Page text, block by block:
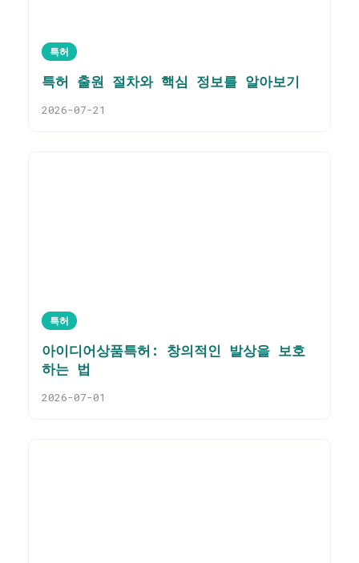
특허
특허 출원 절차와 핵심 정보를 알아보기
2026-07-21
특허
아이디어상품특허: 창의적인 발상을 보호
하는 법
2026-07-01